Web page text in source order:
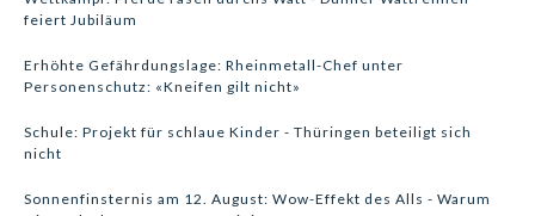
feiert Jubiläum
Erhöhte Gefährdungslage: Rheinmetall-Chef unter
Personenschutz: «Kneifen gilt nicht»
Schule: Projekt für schlaue Kinder - Thüringen beteiligt sich
nicht
Sonnenfinsternis am 12. August: Wow-Effekt des Alls - Warum